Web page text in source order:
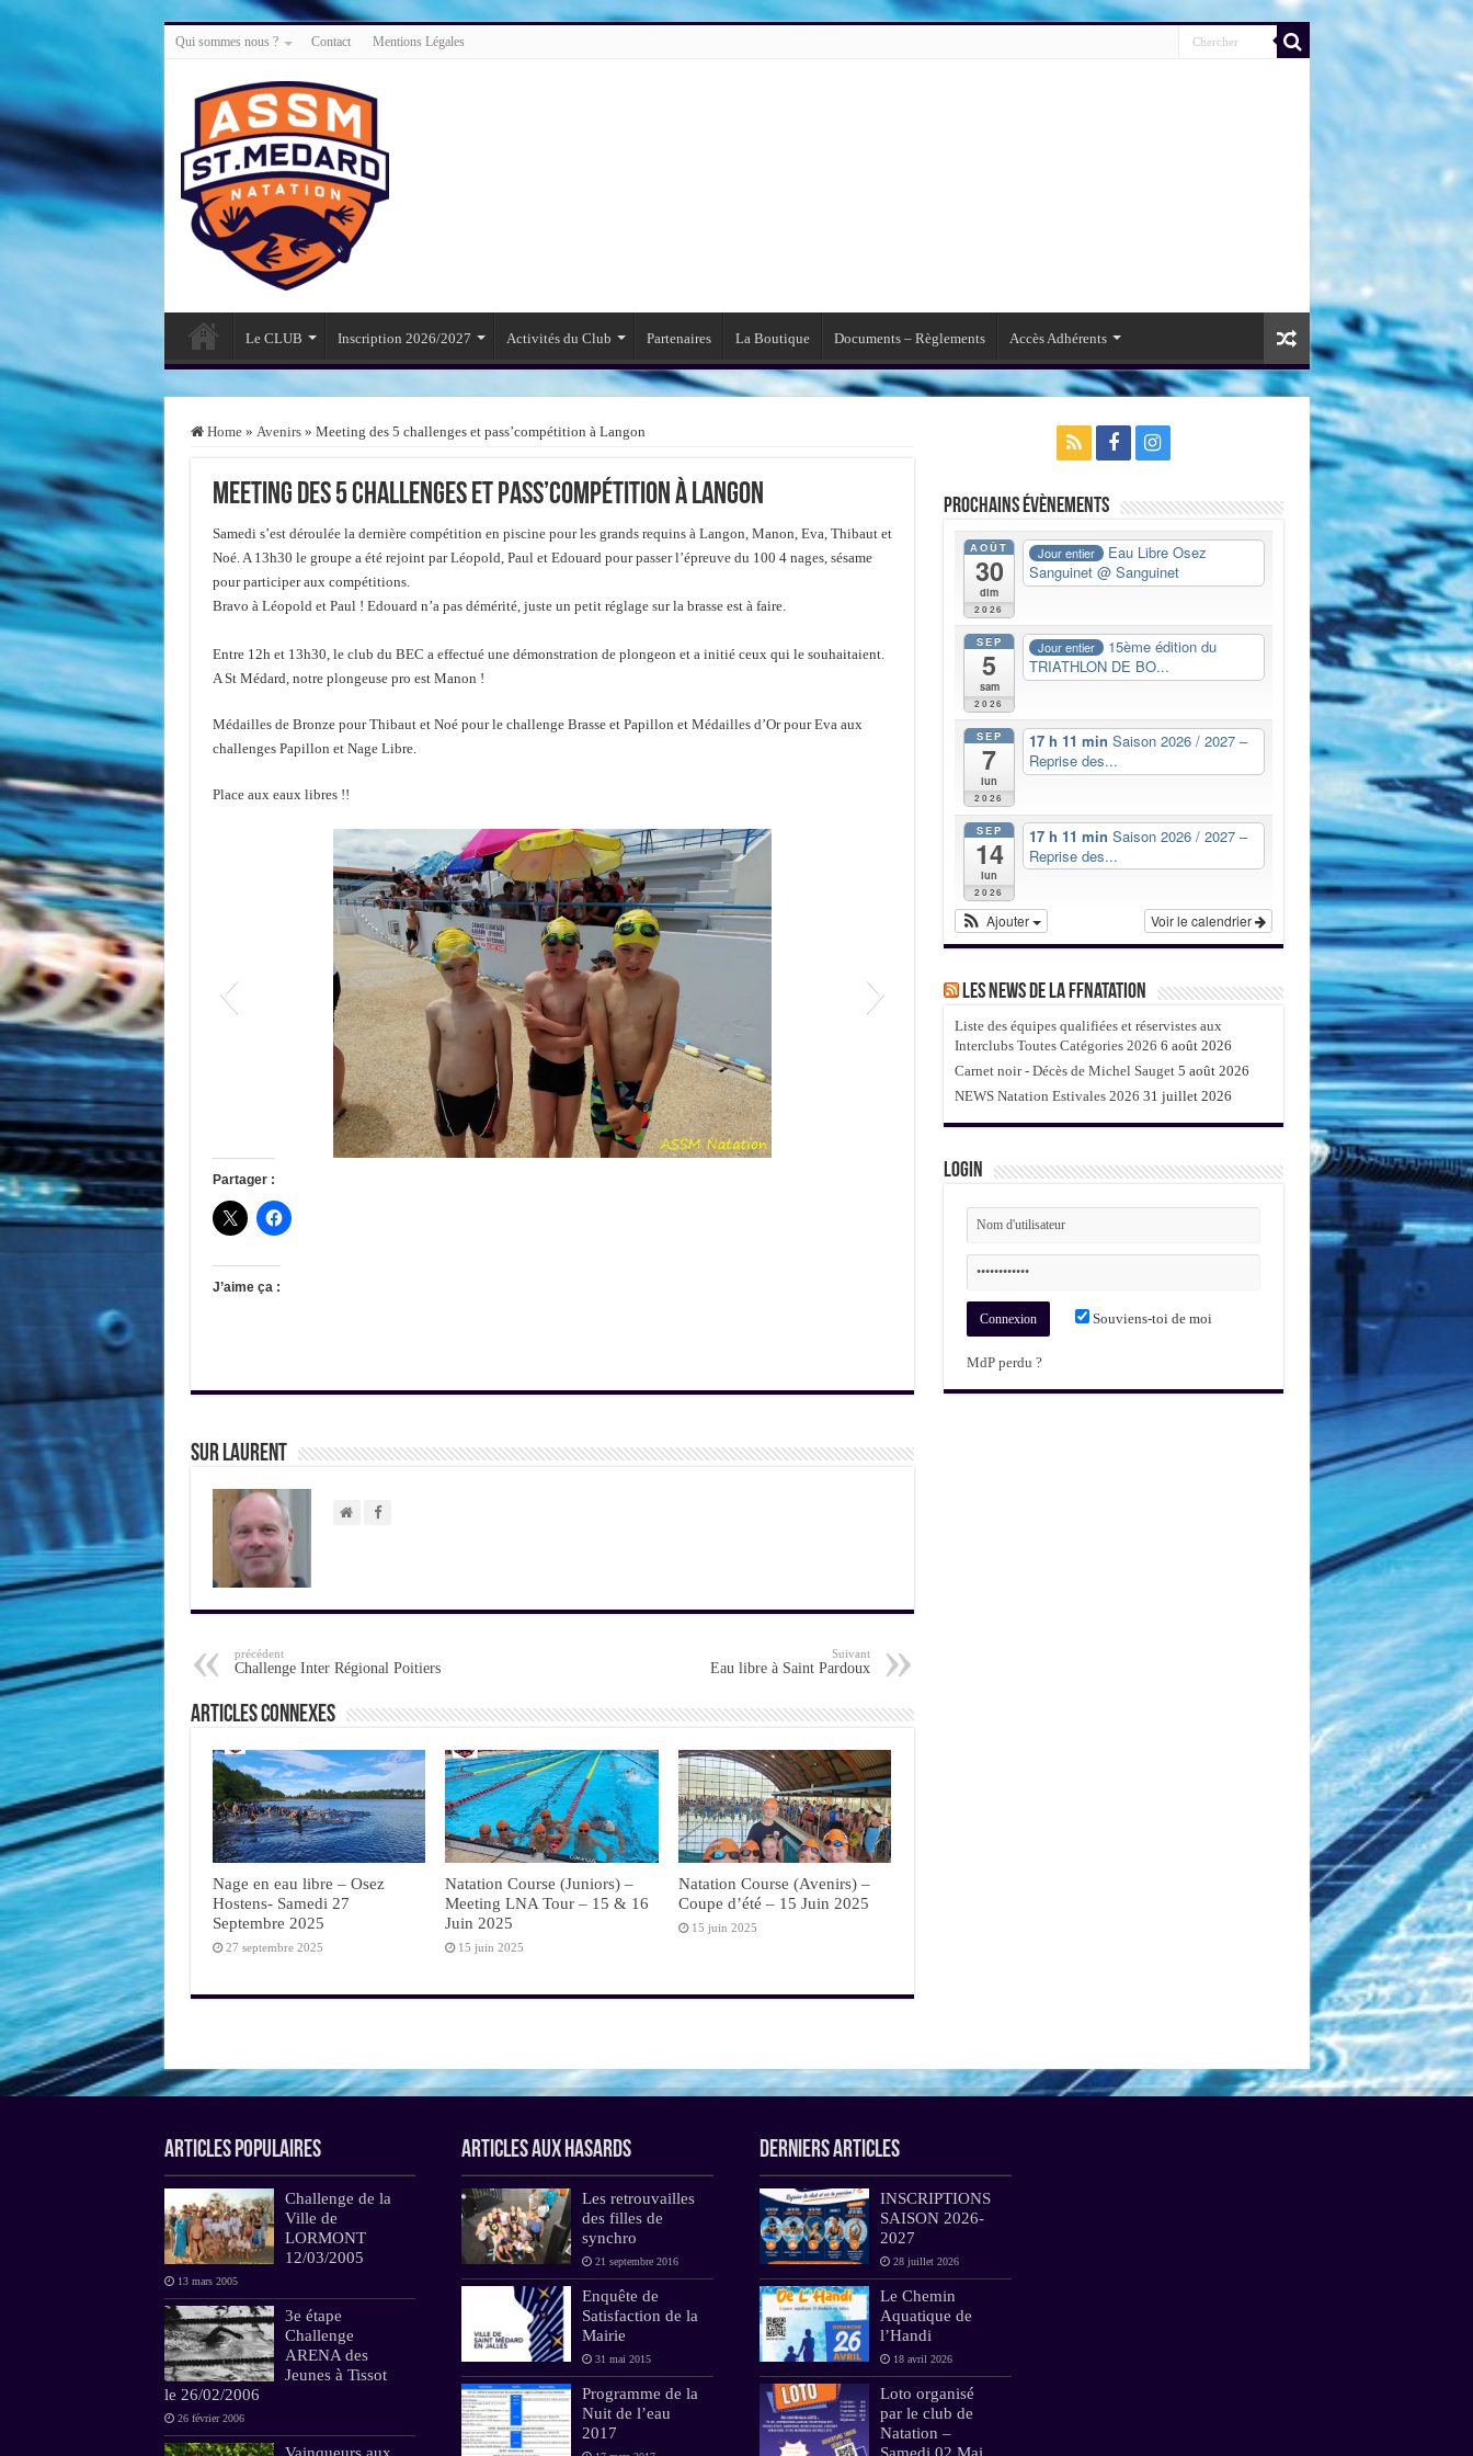
Qui sommes nous ? Contact Mentions Légales
Le CLUB Inscription 2026/2027 Activités du Club Partenaires La Boutique Documents – Règlements Accès Adhérents
Home » Avenirs » Meeting des 5 challenges et pass’compétition à Langon
Meeting des 5 challenges et pass’compétition à Langon
Samedi s’est déroulée la dernière compétition en piscine pour les grands requins à Langon, Manon, Eva, Thibaut et
Noé. A 13h30 le groupe a été rejoint par Léopold, Paul et Edouard pour passer l’épreuve du 100 4 nages, sésame
pour participer aux compétitions.
Bravo à Léopold et Paul ! Edouard n’a pas démérité, juste un petit réglage sur la brasse est à faire.
Entre 12h et 13h30, le club du BEC a effectué une démonstration de plongeon et a initié ceux qui le souhaitaient.
A St Médard, notre plongeuse pro est Manon !
Médailles de Bronze pour Thibaut et Noé pour le challenge Brasse et Papillon et Médailles d’Or pour Eva aux
challenges Papillon et Nage Libre.
Place aux eaux libres !!
dav
Partager :
J’aime ça :
sur Laurent
précédent
Challenge Inter Régional Poitiers
Suivant
Eau libre à Saint Pardoux
Articles connexes
Nage en eau libre – Osez
Hostens- Samedi 27
Septembre 2025
27 septembre 2025
Natation Course (Juniors) –
Meeting LNA Tour – 15 & 16
Juin 2025
15 juin 2025
Natation Course (Avenirs) –
Coupe d’été – 15 Juin 2025
15 juin 2025
Prochains évènements
AOÛT
30
dim
2026
Jour entier
Eau Libre Osez
Sanguinet@ Sanguinet
SEP
5
sam
2026
Jour entier
15ème édition du
TRIATHLON DE BO...
SEP
7
lun
2026
17 h 11 minSaison 2026 / 2027 –
Reprise des...
SEP
14
lun
2026
17 h 11 minSaison 2026 / 2027 –
Reprise des...
Voir le calendrier
Ajouter
Les news de la FFNatation
Liste des équipes qualifiées et réservistes aux
Interclubs Toutes Catégories 2026 6 août 2026
Carnet noir - Décès de Michel Sauget 5 août 2026
NEWS Natation Estivales 2026 31 juillet 2026
Login
Souviens-toi de moi
MdP perdu ?
Articles Populaires
Challenge de la
Ville de
LORMONT
12/03/2005
13 mars 2005
3e étape
Challenge
ARENA des
Jeunes à Tissot
le 26/02/2006
26 février 2006
Articles aux hasards
Les retrouvailles
des filles de
synchro
21 septembre 2016
Enquête de
Satisfaction de la
Mairie
31 mai 2015
Programme de la
Nuit de l’eau
2017
Derniers Articles
INSCRIPTIONS
SAISON 2026-
2027
28 juillet 2026
Le Chemin
Aquatique de
l’Handi
18 avril 2026
Loto organisé
par le club de
Natation –